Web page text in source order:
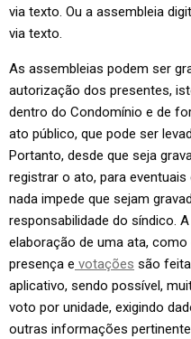
via texto. Ou a assembleia
via texto.
As assembleias podem ser
autorização dos presentes,
dentro do Condomínio e de
ato público, que pode ser
Portanto, desde que seja
registrar o ato, para
nada impede que sejam
responsabilidade do síndico.
elaboração de uma ata,
presença e votações são
aplicativo, sendo possível,
voto por unidade, exigindo
outras informações